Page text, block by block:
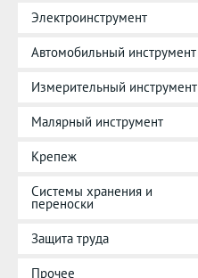
Электроинструмент
Автомобильный инструмент
Измерительный инструмент
Малярный инструмент
Крепеж
Системы хранения и
переноски
Защита труда
Прочее